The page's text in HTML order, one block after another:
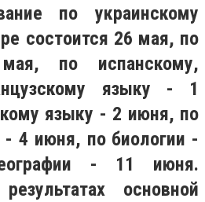
по украинскому
состоится 26 мая, по
по испанскому,
языку - 1
языку - 2 июня, по
- 4 июня, по биологии -
- 11 июня.
основной